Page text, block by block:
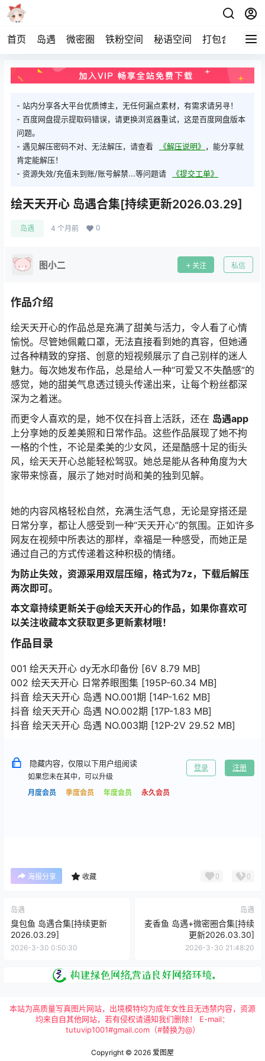
首页 岛遇 微密圈 铁粉空间 秘语空间 打包合集 关
- 站内分享各大平台优质博主，无任何漏点素材，有需求请另寻！
- 百度网盘提示提取码错误，请更换浏览器重试，这是百度网盘版本
问题。
- 遇见解压密码不对、无法解压，请查看
《解压说明》 ，能分享就
肯定能解压！
- 资源失效/充值未到账/账号解禁...等问题请
《提交工单》
绘天天开心 岛遇合集[持续更新2026.03.29]
岛遇 4 个月前 0
图小二 关注 私信
作品介绍
绘天天开心的作品总是充满了甜美与活力，令人看了心情
愉悦。尽管她佩戴口罩，无法直接看到她的真容，但她通
过各种精致的穿搭、创意的短视频展示了自己别样的迷人
魅力。每次她发布作品，总是给人一种“可爱又不失酷感”的
感觉，她的甜美气息透过镜头传递出来，让每个粉丝都深
深为之着迷。
而更令人喜欢的是，她不仅在抖音上活跃，还在 岛遇app
上分享她的反差美照和日常作品。这些作品展现了她不拘
一格的个性，不论是柔美的少女风，还是酷感十足的街头
风，绘天天开心总能轻松驾驭。她总是能从各种角度为大
家带来惊喜，展示了她对时尚和美的独到见解。
她的内容风格轻松自然，充满生活气息，无论是穿搭还是
日常分享，都让人感受到一种“天天开心”的氛围。正如许多
网友在视频中所表达的那样，幸福是一种感受，而她正是
通过自己的方式传递着这种积极的情绪。
为防止失效，资源采用双层压缩，格式为7z，下载后解压
两次即可。
本文章持续更新关于@绘天天开心的作品，如果你喜欢可
以关注收藏本文获取更多更新素材哦！
作品目录
001 绘天天开心 dy无水印备份 [6V 8.79 MB]
002 绘天天开心 日常养眼图集 [195P-60.34 MB]
抖音 绘天天开心 岛遇 NO.001期 [14P-1.62 MB]
抖音 绘天天开心 岛遇 NO.002期 [17P-1.83 MB]
抖音 绘天天开心 岛遇 NO.003期 [12P-2V 29.52 MB]
隐藏内容，仅限以下用户组阅读
如果您未在其中，可以升级
月度会员
季度会员 年度会员 永久会员
登录 注册
海报分享 收藏 0 0
岛遇
臭包鱼 岛遇合集[持续更新
2026.03.29]
2026-3-30 0:50:30
岛遇
麦香鱼 岛遇+微密圈合集[持续
更新2026.03.30]
2026-3-30 21:48:20
本站为高质量写真图片网站，出境模特均为成年女性且无违禁内容，资源
均来自自其他网站，若有侵权请通知我们删除！ E-mail：
tutuvip1001#gmail.com（#替换为@）
Copyright © 2026 爱图屋